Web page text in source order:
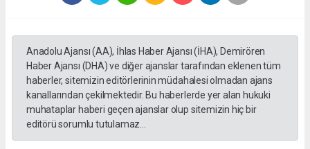
Anadolu Ajansı (AA), İhlas Haber Ajansı (İHA), Demirören
Haber Ajansı (DHA) ve diğer ajanslar tarafından eklenen tüm
haberler, sitemizin editörlerinin müdahalesi olmadan ajans
kanallarından çekilmektedir. Bu haberlerde yer alan hukuki
muhataplar haberi geçen ajanslar olup sitemizin hiç bir
editörü sorumlu tutulamaz...